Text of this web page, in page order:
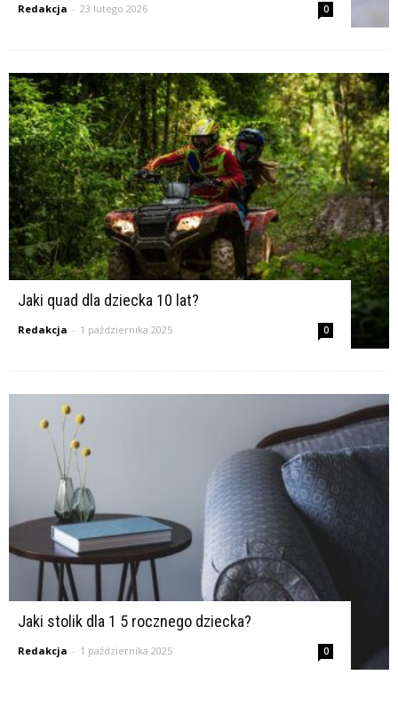
Redakcja - 23 lutego 2026 0
Jaki quad dla dziecka 10 lat?
Redakcja - 1 października 2025 0
Jaki stolik dla 1 5 rocznego dziecka?
Redakcja - 1 października 2025 0